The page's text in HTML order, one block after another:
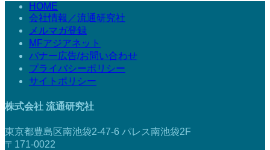
HOME
会社情報／流通研究社
メルマガ登録
MFアジアネット
バナー広告/お問い合わせ
プライバシーポリシー
サイトポリシー
株式会社 流通研究社
東京都豊島区南池袋2-47-6 パレス南池袋2F
〒171-0022